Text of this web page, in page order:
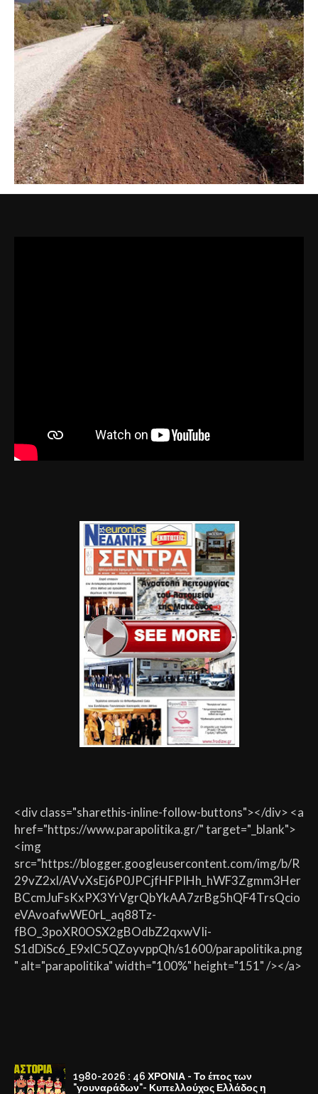
<div class="sharethis-inline-follow-buttons"></div> <a
href="https://www.parapolitika.gr/" target="_blank">
<img
src="https://blogger.googleusercontent.com/img/b/R
29vZ2xl/AVvXsEj6P0JPCjfHFPIHh_hWF3Zgmm3Her
BCcmJuFsKxPX3YrVgrQbYkAA7zrBg5hQF4TrsQcio
eVAvoafwWE0rL_aq88Tz-
fBO_3poXR0OSX2gBOdbZ2qxwVIi-
S1dDiSc6_E9xlC5QZoyvppQh/s1600/parapolitika.png
" alt="parapolitika" width="100%" height="151" /></a>
1980-2026 : 46 ΧΡΟΝΙΑ - Το έπος των
"γουναράδων"- Κυπελλούχος Ελλάδος η